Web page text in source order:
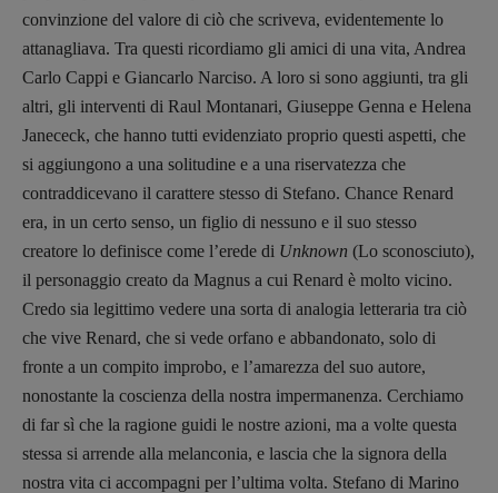
convinzione del valore di ciò che scriveva, evidentemente lo
attanagliava. Tra questi ricordiamo gli amici di una vita, Andrea
Carlo Cappi e Giancarlo Narciso. A loro si sono aggiunti, tra gli
altri, gli interventi di Raul Montanari, Giuseppe Genna e Helena
Janececk, che hanno tutti evidenziato proprio questi aspetti, che
si aggiungono a una solitudine e a una riservatezza che
contraddicevano il carattere stesso di Stefano. Chance Renard
era, in un certo senso, un figlio di nessuno e il suo stesso
creatore lo definisce come l’erede di Unknown (Lo sconosciuto),
il personaggio creato da Magnus a cui Renard è molto vicino.
Credo sia legittimo vedere una sorta di analogia letteraria tra ciò
che vive Renard, che si vede orfano e abbandonato, solo di
fronte a un compito improbo, e l’amarezza del suo autore,
nonostante la coscienza della nostra impermanenza. Cerchiamo
di far sì che la ragione guidi le nostre azioni, ma a volte questa
stessa si arrende alla melanconia, e lascia che la signora della
nostra vita ci accompagni per l’ultima volta. Stefano di Marino